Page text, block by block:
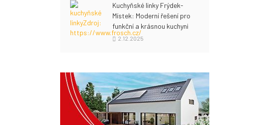
Kuchyňské linky Frýdek-
Místek: Moderní řešení pro
funkční a krásnou kuchyni
2.12.2025